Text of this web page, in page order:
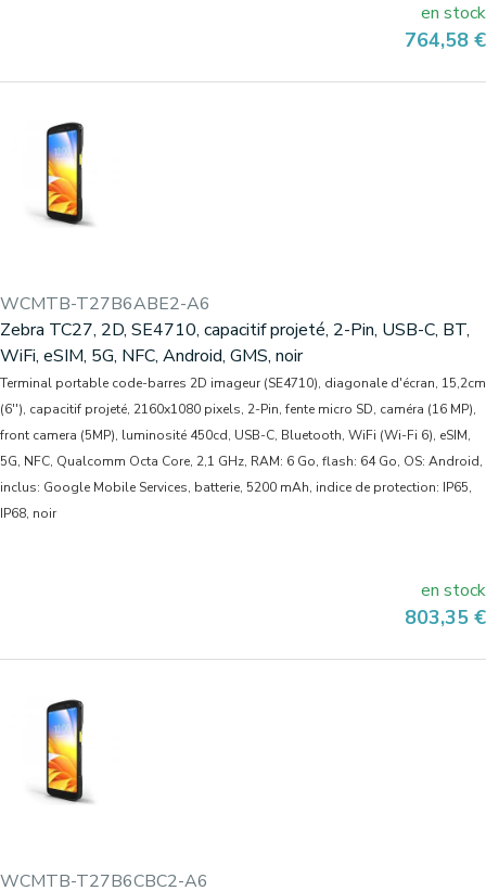
en stock
Prix
764,58 €
WCMTB-T27B6ABE2-A6
Zebra TC27, 2D, SE4710, capacitif projeté, 2-Pin, USB-C, BT,
WiFi, eSIM, 5G, NFC, Android, GMS, noir
Terminal portable code-barres 2D imageur (SE4710), diagonale d'écran, 15,2cm
(6''), capacitif projeté, 2160x1080 pixels, 2-Pin, fente micro SD, caméra (16 MP),
front camera (5MP), luminosité 450cd, USB-C, Bluetooth, WiFi (Wi-Fi 6), eSIM,
5G, NFC, Qualcomm Octa Core, 2,1 GHz, RAM: 6 Go, flash: 64 Go, OS: Android,
inclus: Google Mobile Services, batterie, 5200 mAh, indice de protection: IP65,
IP68, noir
en stock
Prix
803,35 €
WCMTB-T27B6CBC2-A6